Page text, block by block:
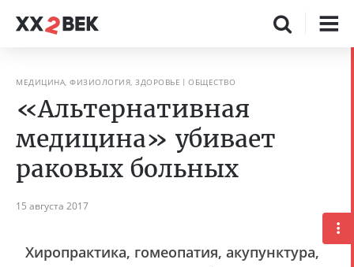
МЕДИЦИНА, ФИЗИОЛОГИЯ, ЗДОРОВЬЕ ОБЩЕСТВО
«Альтернативная
медицина» убивает
раковых больных
15 августа 2017
Хиропрактика, гомеопатия, акупунктура,